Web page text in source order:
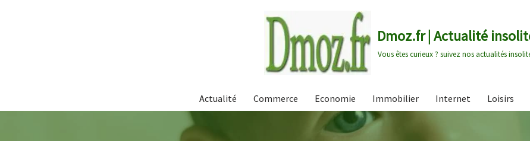
Dmoz.fr | Actualité
Vous êtes curieux ? suivez nos actualités
Actualité Commerce Economie Immobilier Internet Loisirs